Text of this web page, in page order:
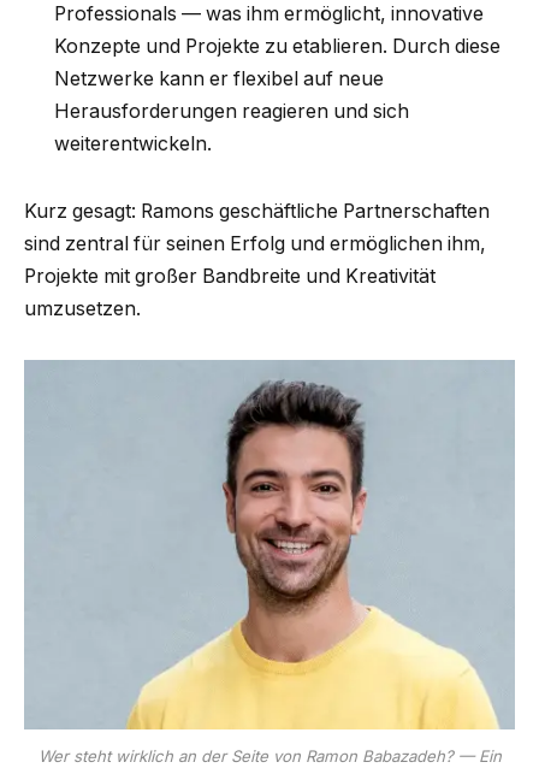
Professionals — was ihm ermöglicht, innovative
Konzepte und Projekte zu etablieren. Durch diese
Netzwerke kann er flexibel auf neue
Herausforderungen reagieren und sich
weiterentwickeln.
Kurz gesagt: Ramons geschäftliche Partnerschaften
sind zentral für seinen Erfolg und ermöglichen ihm,
Projekte mit großer Bandbreite und Kreativität
umzusetzen.
Wer steht wirklich an der Seite von Ramon Babazadeh? — Ein